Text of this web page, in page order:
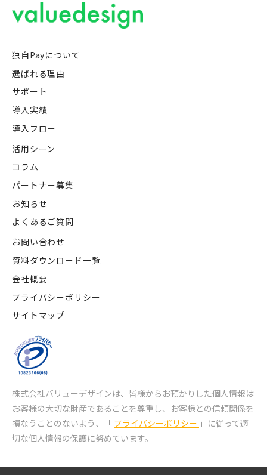
独自Payについて
選ばれる理由
サポート
導入実績
導入フロー
活用シーン
コラム
パートナー募集
お知らせ
よくあるご質問
お問い合わせ
資料ダウンロード一覧
会社概要
プライバシーポリシー
サイトマップ
株式会社バリューデザインは、皆様からお預かりした個人情報は
お客様の大切な財産であることを尊重し、 お客様との信頼関係を
損なうことのないよう、「 プライバシーポリシー 」に従って適
切な個人情報の保護に努めています。